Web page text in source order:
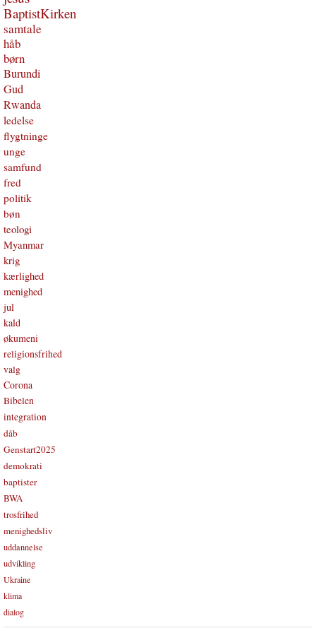
BaptistKirken
samtale
håb
børn
Burundi
Gud
Rwanda
ledelse
flygtninge
unge
samfund
fred
politik
bøn
teologi
Myanmar
krig
kærlighed
menighed
jul
kald
økumeni
religionsfrihed
valg
Corona
Bibelen
integration
dåb
Genstart2025
demokrati
baptister
BWA
trosfrihed
menighedsliv
uddannelse
udvikling
Ukraine
klima
dialog